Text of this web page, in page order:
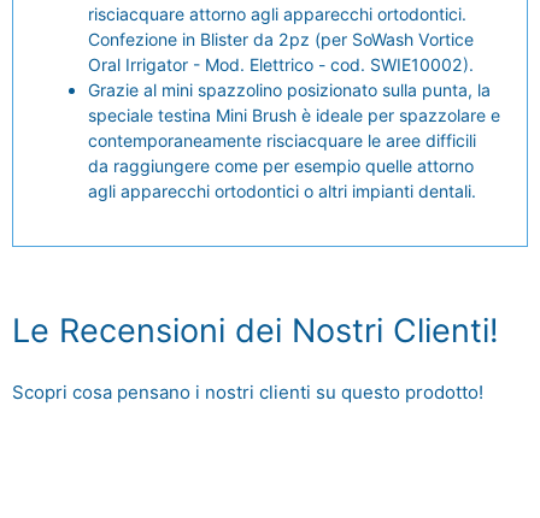
risciacquare attorno agli apparecchi ortodontici.
Confezione in Blister da 2pz (per SoWash Vortice
Oral Irrigator - Mod. Elettrico - cod. SWIE10002).
Grazie al mini spazzolino posizionato sulla punta, la
speciale testina Mini Brush è ideale per spazzolare e
contemporaneamente risciacquare le aree difficili
da raggiungere come per esempio quelle attorno
agli apparecchi ortodontici o altri impianti dentali.
Le Recensioni dei Nostri Clienti!
Scopri cosa pensano i nostri clienti su questo prodotto!